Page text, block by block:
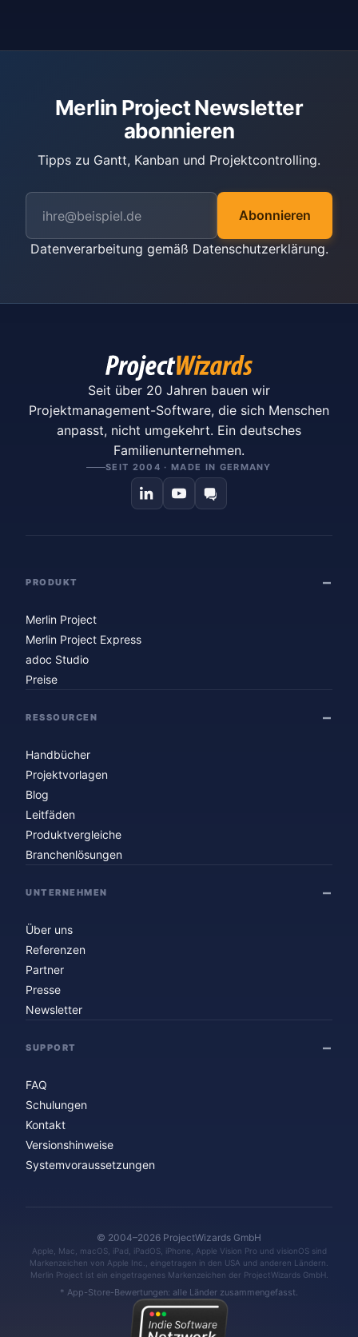
Merlin Project Newsletter
abonnieren
Tipps zu Gantt, Kanban und Projektcontrolling.
Abonnieren
Datenverarbeitung gemäß Datenschutzerklärung.
Seit über 20 Jahren bauen wir
Projektmanagement-Software, die sich Menschen
anpasst, nicht umgekehrt. Ein deutsches
Familienunternehmen.
SEIT 2004 · MADE IN GERMANY
PRODUKT
Merlin Project
Merlin Project Express
adoc Studio
Preise
RESSOURCEN
Handbücher
Projektvorlagen
Blog
Leitfäden
Produktvergleiche
Branchenlösungen
UNTERNEHMEN
Über uns
Referenzen
Partner
Presse
Newsletter
SUPPORT
FAQ
Schulungen
Kontakt
Versionshinweise
Systemvoraussetzungen
© 2004–2026 ProjectWizards GmbH
Apple, Mac, macOS, iPad, iPadOS, iPhone, Apple Vision Pro und visionOS sind
Markenzeichen von Apple Inc., eingetragen in den USA und anderen Ländern.
Merlin Project ist ein eingetragenes Markenzeichen der ProjectWizards GmbH.
* App-Store-Bewertungen: alle Länder zusammengefasst.